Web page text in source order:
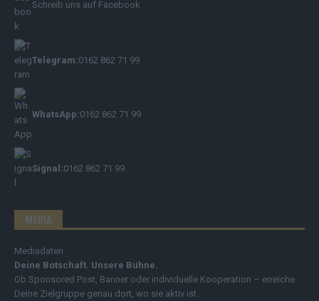
Schreib uns auf Facebook
Telegram:0162 862 71 99
WhatsApp:0162 862 71 99
Signal:0162 862 71 99
MEDIA
Mediadaten
Deine Botschaft. Unsere Bühne.
Ob Sponsored Post, Banner oder individuelle Kooperation – erreiche
Deine Zielgruppe genau dort, wo sie aktiv ist.